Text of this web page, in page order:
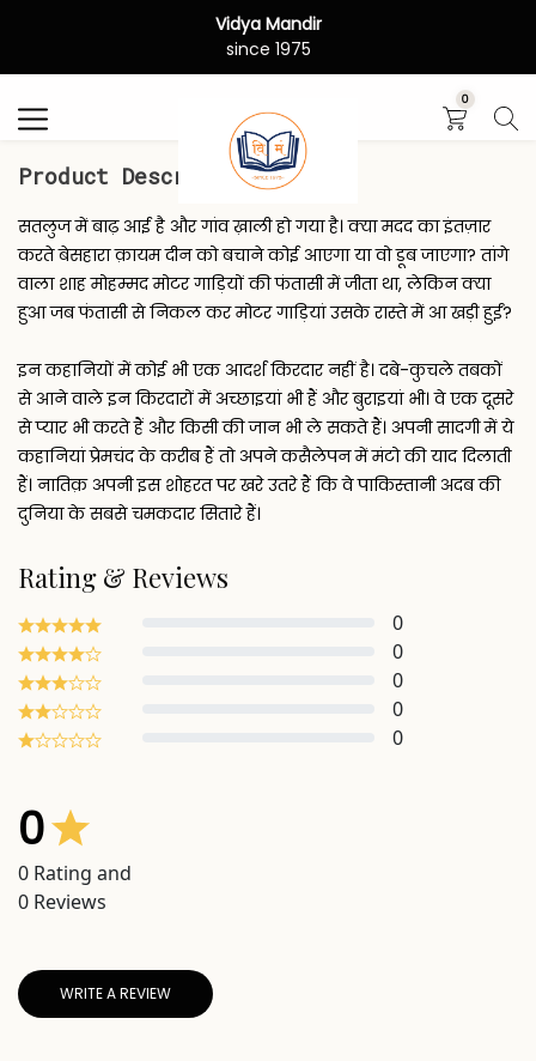
Vidya Mandir
since 1975
0
Product Description
सतलुज में बाढ़ आई है और गांव ख़ाली हो गया है। क्या मदद का इंतज़ार
करते बेसहारा क़ायम दीन को बचाने कोई आएगा या वो डूब जाएगा? तांगे
वाला शाह मोहम्मद मोटर गाड़ियों की फंतासी में जीता था, लेकिन क्या
हुआ जब फंतासी से निकल कर मोटर गाड़ियां उसके रास्ते में आ खड़ी हुईं?
इन कहानियों में कोई भी एक आदर्श किरदार नहीं है। दबे-कुचले तबकों
से आने वाले इन किरदारों में अच्छाइयां भी हैं और बुराइयां भी। वे एक दूसरे
से प्यार भी करते हैं और किसी की जान भी ले सकते हैं। अपनी सादगी में ये
कहानियां प्रेमचंद के करीब हैं तो अपने कसैलेपन में मंटो की याद दिलाती
हैं। नातिक़ अपनी इस शोहरत पर खरे उतरे हैं कि वे पाकिस्तानी अदब की
दुनिया के सबसे चमकदार सितारे हैं।
Rating & Reviews
0
0
0
0
0
0
0 Rating and
0 Reviews
WRITE A REVIEW